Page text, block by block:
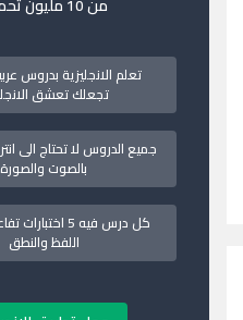
تعلم الانجليزية بدروس
تجعلك تعشق
جميع الدروس لا تحتاج الى
بالصوت والصورة
كل درس فيه 5
اللفظ والنطق